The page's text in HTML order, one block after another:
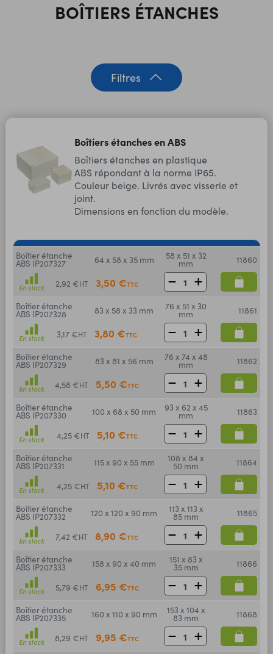
BOÎTIERS ÉTANCHES
Filtres
Boîtiers étanches en ABS
Boîtiers étanches en plastique
ABS répondant à la norme IP65.
Couleur beige. Livrés avec visserie et
joint.
Dimensions en fonction du modèle.
Boîtier étanche
ABS IP207327 64 x 58 x 35 mm 58 x 51 x 32
mm 11860
En stock 2,92 €HT 3,50 €TTC
Boîtier étanche
ABS IP207328 83 x 58 x 33 mm 76 x 51 x 30
mm 11861
En stock 3,17 €HT 3,80 €TTC
Boîtier étanche
ABS IP207329 83 x 81 x 56 mm 76 x 74 x 48
mm 11862
En stock 4,58 €HT 5,50 €TTC
Boîtier étanche
ABS IP207330 100 x 68 x 50 mm 93 x 62 x 45
mm 11863
En stock 4,25 €HT 5,10 €TTC
Boîtier étanche
ABS IP207331 115 x 90 x 55 mm 108 x 84 x
50 mm 11864
En stock 4,25 €HT 5,10 €TTC
Boîtier étanche
ABS IP207332 120 x 120 x 90 mm 113 x 113 x
85 mm 11865
En stock 7,42 €HT 8,90 €TTC
Boîtier étanche
ABS IP207333 158 x 90 x 40 mm 151 x 83 x
35 mm 11866
En stock 5,79 €HT 6,95 €TTC
Boîtier étanche
ABS IP207335 160 x 110 x 90 mm 153 x 104 x
83 mm 11868
En stock 8,29 €HT 9,95 €TTC